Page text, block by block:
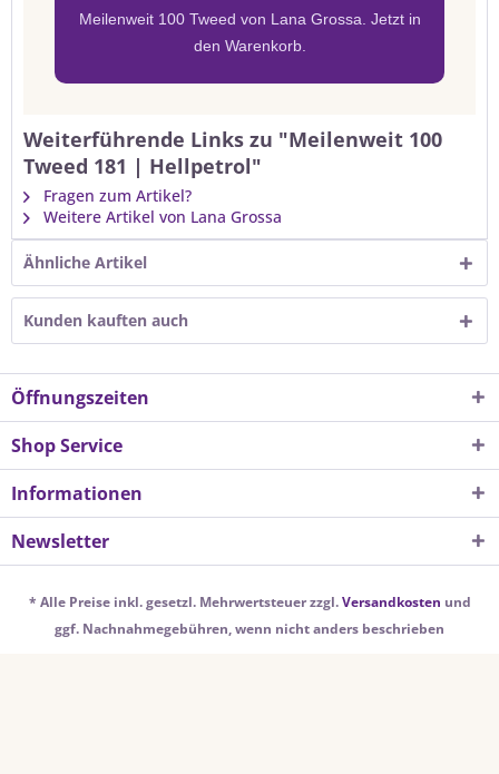
Meilenweit 100 Tweed von Lana Grossa. Jetzt in
den Warenkorb.
Weiterführende Links zu "Meilenweit 100
Tweed 181 | Hellpetrol"
Fragen zum Artikel?
Weitere Artikel von Lana Grossa
Ähnliche Artikel
Kunden kauften auch
Öffnungszeiten
Shop Service
Informationen
Newsletter
* Alle Preise inkl. gesetzl. Mehrwertsteuer zzgl.Versandkosten und
ggf. Nachnahmegebühren, wenn nicht anders beschrieben